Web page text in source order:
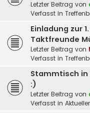
Letzter Beitrag von
Verfasst in
Einladung zur
Taktfreunde
Letzter Beitrag von
Verfasst in
Stammtisch in
:)
Letzter Beitrag von
Verfasst in